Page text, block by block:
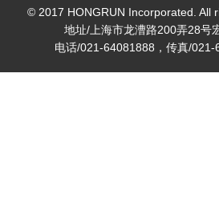
© 2017 HONGRUN Incorporated. All
地址/上海市龙漕路200弄28号
电话/021-64081888，传真/021-